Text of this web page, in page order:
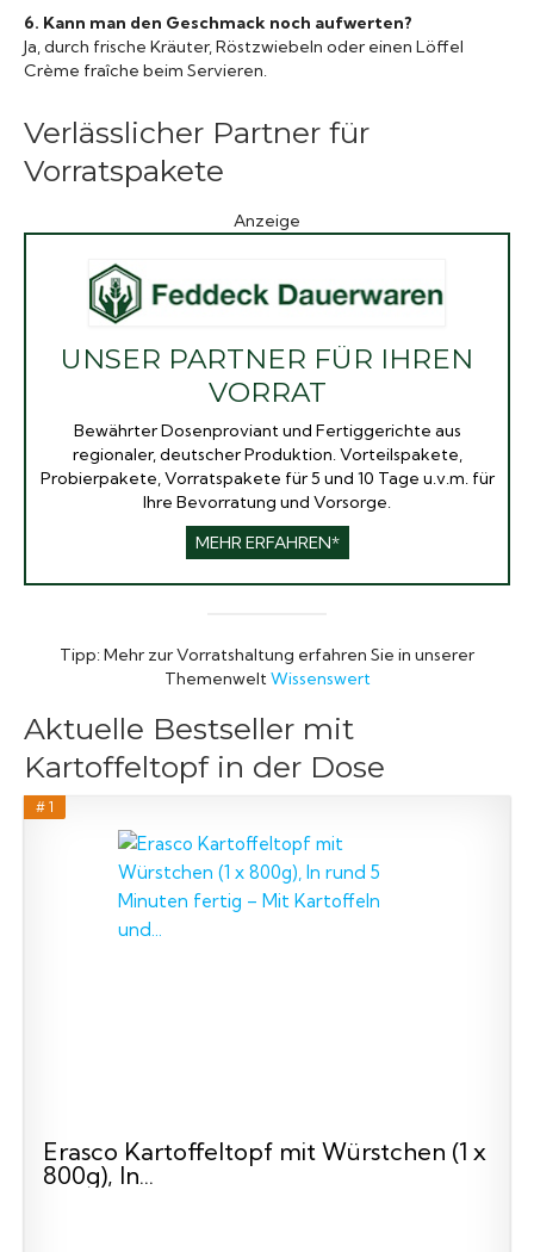
6. Kann man den Geschmack noch aufwerten?
Ja, durch frische Kräuter, Röstzwiebeln oder einen Löffel
Crème fraîche beim Servieren.
Verlässlicher Partner für
Vorratspakete
Anzeige
UNSER PARTNER FÜR IHREN
VORRAT
Bewährter Dosenproviant und Fertiggerichte aus
regionaler, deutscher Produktion. Vorteilspakete,
Probierpakete, Vorratspakete für 5 und 10 Tage u.v.m. für
Ihre Bevorratung und Vorsorge.
MEHR ERFAHREN*
Tipp: Mehr zur Vorratshaltung erfahren Sie in unserer
ThemenweltWissenswert
Aktuelle Bestseller mit
Kartoffeltopf in der Dose
# 1
Erasco Kartoffeltopf mit Würstchen (1 x
800g), In...